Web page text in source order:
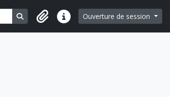
Search in browse page
Liens rapidesOuverture de session